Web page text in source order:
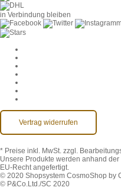
in Verbindung bleiben
Vertrag widerrufen
* Preise inkl. MwSt. zzgl.
Unsere Produkte werden anhand
EU-Recht angefertigt.
© 2020 Shopsystem CosmoShop by
© P&Co.Ltd./SC 2020